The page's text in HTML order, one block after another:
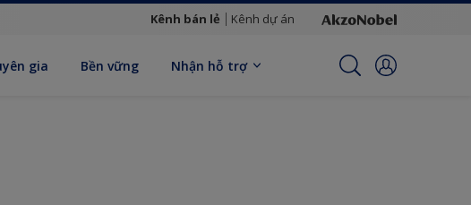
Kênh bán lẻ Kênh dự án
gia Bền vững Nhận hỗ trợ